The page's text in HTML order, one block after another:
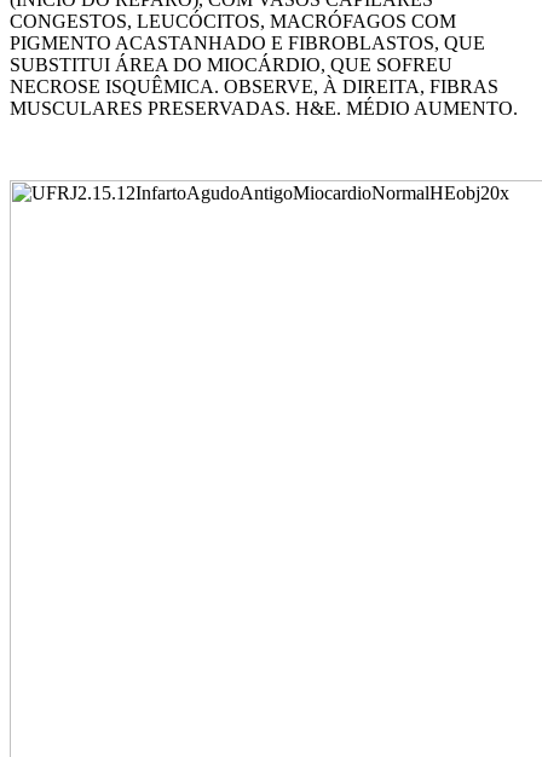
CONGESTOS, LEUCÓCITOS, MACRÓFAGOS COM
PIGMENTO ACASTANHADO E FIBROBLASTOS, QUE
SUBSTITUI ÁREA DO MIOCÁRDIO, QUE SOFREU
NECROSE ISQUÊMICA. OBSERVE, À DIREITA, FIBRAS
MUSCULARES PRESERVADAS. H&E. MÉDIO AUMENTO.